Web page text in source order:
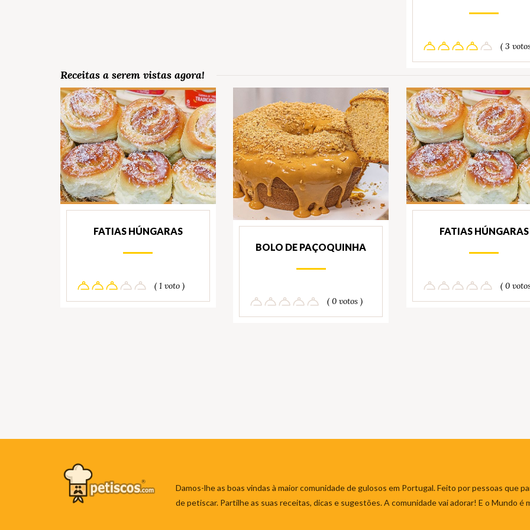
( 3
Receitas a serem vistas agora!
FATIAS HÚNGARAS
( 1 voto )
BOLO DE PAÇOQUINHA
( 0 votos )
FATIAS HÚNGARAS
( 0
Damos-lhe as boas vindas à maior comunidade de gulosos em Portugal. Feito por pessoas que
de petiscar. Partilhe as suas receitas, dicas e sugestões. A comunidade vai adorar! E o Mundo é